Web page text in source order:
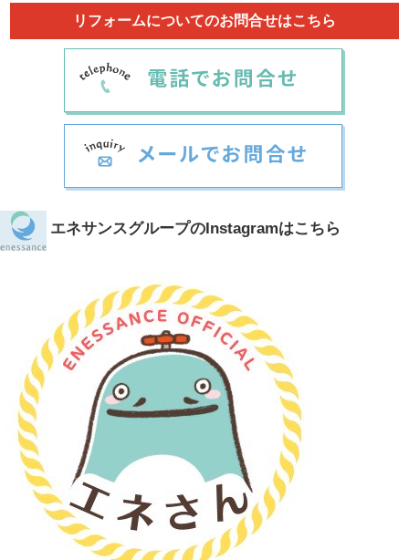
リフォームについてのお問合せはこちら
エネサンスグループのInstagramはこちら